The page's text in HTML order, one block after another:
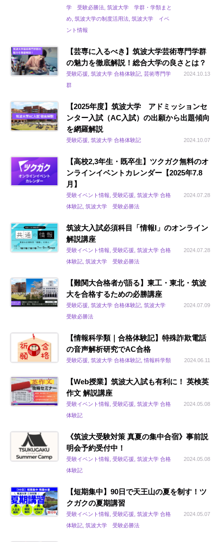
学 受験必勝法, 筑波大学 学群・学類まと
め, 筑波大学の制度活用法, 筑波大学 イベ
ント情報
【芸専に入るべき】筑波大学芸術専門学群
の魅力を徹底解説！総合大学の良さとは？
受験応援, 筑波大学 合格体験記, 芸術専門学
群
2024.10.13
【2025年度】筑波大学 アドミッションセ
ンター入試（AC入試）の出願から出題傾向
を網羅解説
受験応援, 筑波大学 合格体験記 2024.10.07
【高校2,3年生・既卒生】ツクガク無料のオ
ンラインイベントカレンダー【2025年7.8
月】
受験イベント情報, 受験応援, 筑波大学 合格
体験記, 筑波大学 受験必勝法
2024.07.28
筑波大入試必須科目「情報I」のオンライン
解説講座
受験イベント情報, 受験応援, 筑波大学 合格
体験記, 筑波大学 受験必勝法
2024.07.28
【難関大合格者が語る】東工・東北・筑波
大を合格するための必勝講座
受験応援, 筑波大学 合格体験記, 筑波大学
受験必勝法
2024.07.09
【情報科学類｜合格体験記】特殊詐欺電話
の音声解析研究でAC合格
受験応援, 筑波大学 合格体験記, 情報科学類 2024.06.11
【Web授業】筑波大入試も有利に！ 英検英
作文 解説講座
受験イベント情報, 受験応援, 筑波大学 合格
体験記
2024.05.08
《筑波大受験対策 真夏の集中合宿》事前説
明会予約受付中！
受験イベント情報, 受験応援, 筑波大学 合格
体験記
2024.05.08
【短期集中】90日で天王山の夏を制す！ツ
クガクの夏期講習
受験イベント情報, 受験応援, 筑波大学 合格
体験記, 筑波大学 受験必勝法
2024.05.07